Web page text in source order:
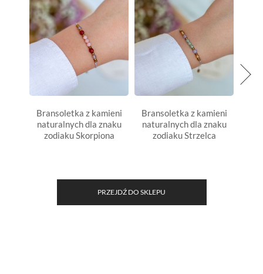
Bransoletka z kamieni
naturalnych dla znaku
zodiaku Skorpiona
Bransoletka z kamieni
naturalnych dla znaku
zodiaku Strzelca
PRZEJDŹ DO SKLEPU